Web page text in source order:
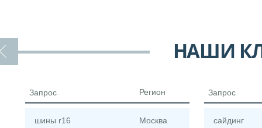
НАШИ
Запрос Регион
шины r16 Москва
Запрос
сайдинг